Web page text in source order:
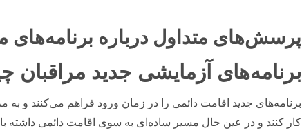
پرسش‌های متداول درباره برنامه‌های
برنامه‌های آزمایشی جدید
برنامه‌های جدید اقامت دائمی را در زمان ورود فراهم می‌کنند و به
کار کنند و در عین حال مسیر ساده‌ای به سوی اقامت دائمی داشته